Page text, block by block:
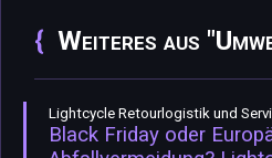
Weiteres aus
Lightcycle Retourlogistik und
Black Friday oder